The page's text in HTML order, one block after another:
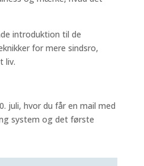
introduktion til de
for mere sindsro,
liv.
juli, hvor du får en mail med
system og det første